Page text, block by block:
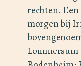
rechten.
morgen bij